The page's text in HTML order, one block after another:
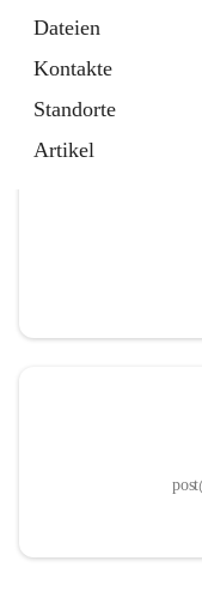
Dateien
Kontakte
Standorte
Artikel